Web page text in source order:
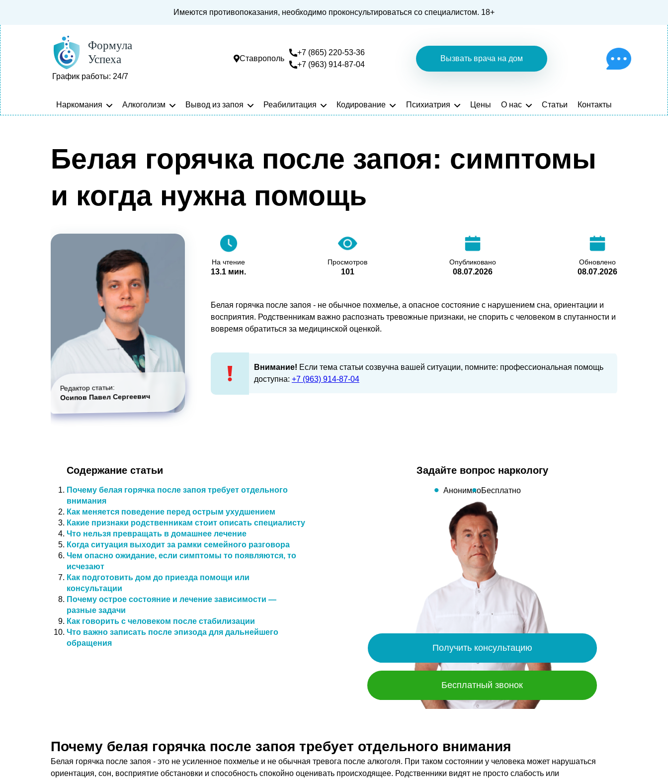
Имеются противопоказания, необходимо проконсультироваться со специалистом. 18+
График работы: 24/7
Ставрополь
+7 (865) 220-53-36
+7 (963) 914-87-04
Вызвать врача на дом
Наркомания Алкоголизм Вывод из запоя Реабилитация Кодирование Психиатрия Цены О нас Статьи Контакты
Белая горячка после запоя: симптомы
и когда нужна помощь
Редактор статьи:
Осипов Павел Сергеевич
На чтение
13.1 мин.
Просмотров
101
Опубликовано
08.07.2026
Обновлено
08.07.2026
Белая горячка после запоя - не обычное похмелье, а опасное состояние с нарушением сна, ориентации и
восприятия. Родственникам важно распознать тревожные признаки, не спорить с человеком в спутанности и
вовремя обратиться за медицинской оценкой.
Внимание! Если тема статьи созвучна вашей ситуации, помните: профессиональная помощь
доступна: +7 (963) 914-87-04
Содержание статьи
Почему белая горячка после запоя требует отдельного
внимания
Как меняется поведение перед острым ухудшением
Какие признаки родственникам стоит описать специалисту
Что нельзя превращать в домашнее лечение
Когда ситуация выходит за рамки семейного разговора
Чем опасно ожидание, если симптомы то появляются, то
исчезают
Как подготовить дом до приезда помощи или
консультации
Почему острое состояние и лечение зависимости —
разные задачи
Как говорить с человеком после стабилизации
Что важно записать после эпизода для дальнейшего
обращения
Задайте вопрос наркологу
АнонимноБесплатно
Получить консультацию
Бесплатный звонок
Почему белая горячка после запоя требует отдельного внимания
Белая горячка после запоя - это не усиленное похмелье и не обычная тревога после алкоголя. При таком состоянии у человека может нарушаться
ориентация, сон, восприятие обстановки и способность спокойно оценивать происходящее. Родственники видят не просто слабость или